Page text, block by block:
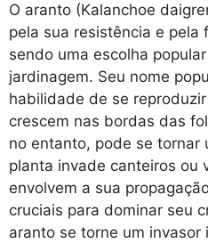
O aranto (Kalanchoe
pela sua resistência e pela
sendo uma escolha
jardinagem. Seu nome
habilidade de se
crescem nas bordas das
no entanto, pode se tornar
planta invade canteiros ou
envolvem a sua
cruciais para dominar seu
aranto se torne um invasor